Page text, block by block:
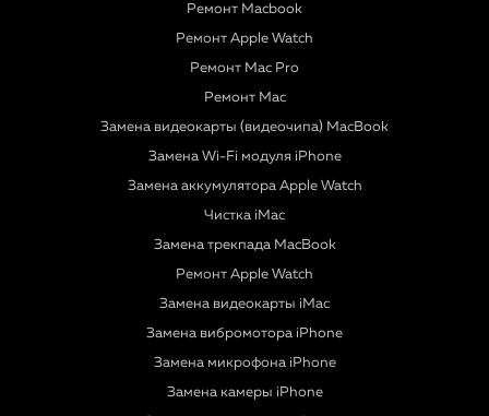
Ремонт Macbook
Ремонт Apple Watch
Ремонт Mac Pro
Ремонт Mac
Замена видеокарты (видеочипа) MacBook
Замена Wi-Fi модуля iPhone
Замена аккумулятора Apple Watch
Чистка iMac
Замена трекпада MacBook
Ремонт Apple Watch
Замена видеокарты iMac
Замена вибромотора iPhone
Замена микрофона iPhone
Замена камеры iPhone